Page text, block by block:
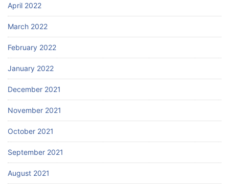
April 2022
March 2022
February 2022
January 2022
December 2021
November 2021
October 2021
September 2021
August 2021